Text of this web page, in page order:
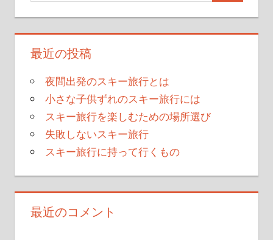
ビ
ゲ
ー
シ
ョ
ン
最近の投稿
夜間出発のスキー旅行とは
小さな子供ずれのスキー旅行には
スキー旅行を楽しむための場所選び
失敗しないスキー旅行
スキー旅行に持って行くもの
最近のコメント